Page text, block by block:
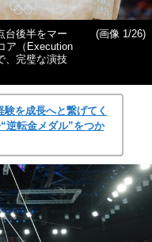
台後半をマー
ア（Execution
、完璧な演技
(画像 1/26)
を成長へと繋げてく
逆転金メダル”をつか